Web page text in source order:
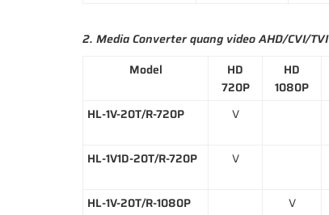
2. Media Converter quang video AHD/CVI/TVI
Model
HD
720P
HD
1080P
HL-1V-20T/R-720P V
HL-1V1D-20T/R-720P
V
HL-1V-20T/R-1080P
V